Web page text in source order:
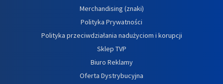
Merchandising (znaki)
Polityka Prywatności
Polityka przeciwdziałania nadużyciom i korupcji
Sklep TVP
Biuro Reklamy
Oferta Dystrybucyjna